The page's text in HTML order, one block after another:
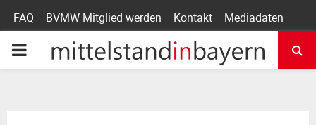
FAQ BVMW Mitglied werden Kontakt Mediadaten
P